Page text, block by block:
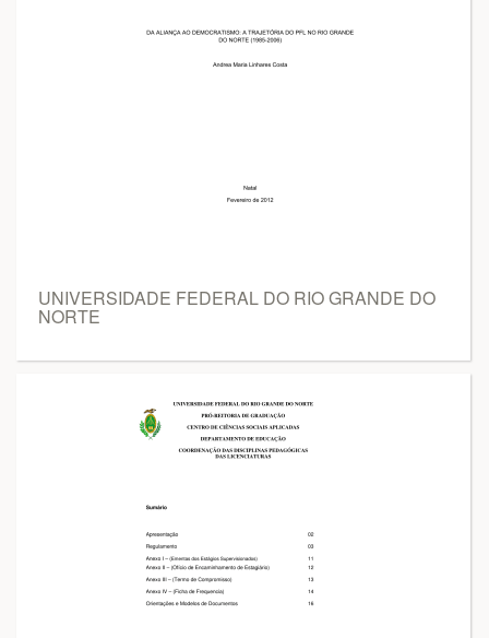
UNIVERSIDADE FEDERAL DO RIO GRANDE DO
NORTE